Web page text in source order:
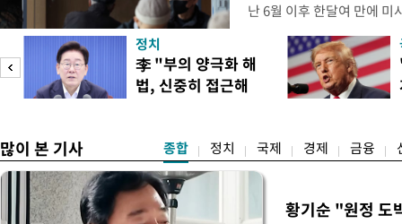
난 6월 이후 한달여 만에
본부에 따르면 우리 군은
서 동해상으로 발사된 단거
북한이 미사일을 몇 발 발
다. 한미 정보당국은 미사
정치
李 "부의 양극화 해
법, 신중히 접근해
많이 본 기사 종합 정치 국제 경제 금융
황기순 "원정 도